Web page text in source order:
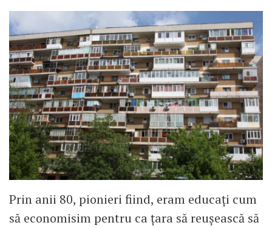
Prin anii 80, pionieri fiind, eram educați cum
să economisim pentru ca țara să reușească să